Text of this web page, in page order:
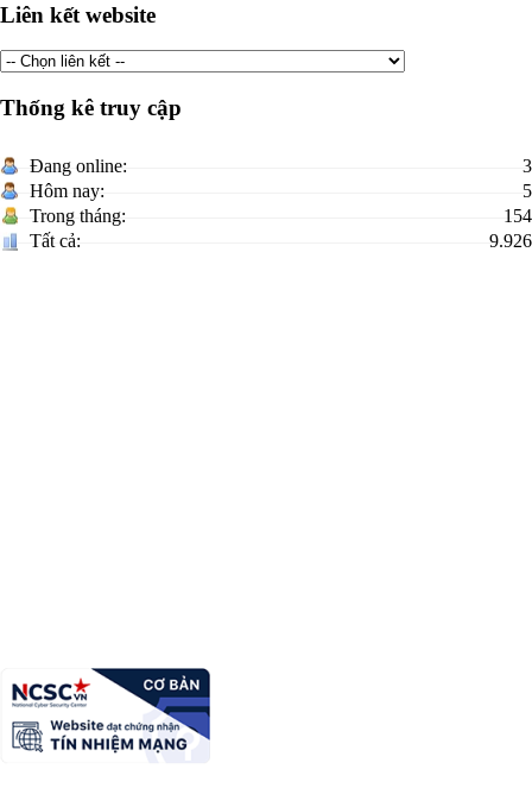
Liên kết website
Thống kê truy cập
Đang online:
3
Hôm nay:
5
Trong tháng:
154
Tất cả:
9.926